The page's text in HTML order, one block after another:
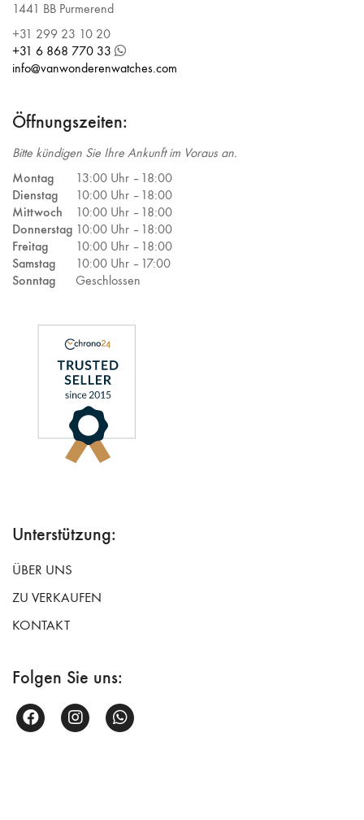
1441 BB Purmerend
+31 299 23 10 20
+31 6 868 770 33
info@vanwonderenwatches.com
Öffnungszeiten:
Bitte kündigen Sie Ihre Ankunft im Voraus an.
Montag
13:00 Uhr – 18:00
Dienstag
10:00 Uhr – 18:00
Mittwoch
10:00 Uhr – 18:00
Donnerstag 10:00 Uhr – 18:00
Freitag
10:00 Uhr – 18:00
Samstag
10:00 Uhr – 17:00
Sonntag
Geschlossen
Unterstützung:
ÜBER UNS
ZU VERKAUFEN
KONTAKT
Folgen Sie uns: